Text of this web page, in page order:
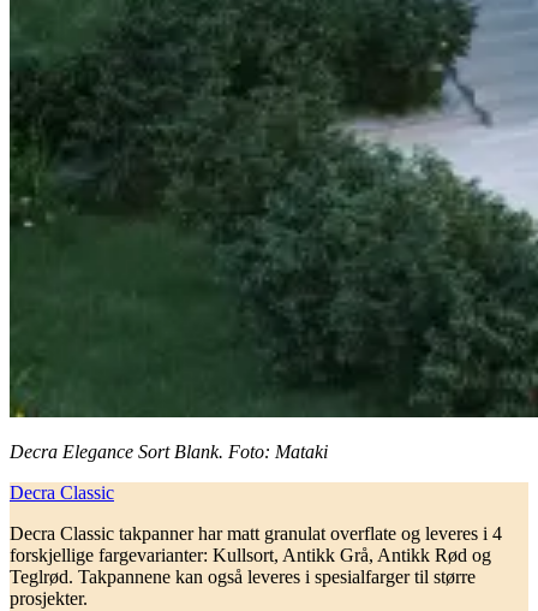
Decra Elegance Sort Blank. Foto: Mataki
Decra Classic
Decra Classic takpanner har matt granulat overflate og leveres i 4
forskjellige fargevarianter: Kullsort, Antikk Grå, Antikk Rød og
Teglrød. Takpannene kan også leveres i spesialfarger til større
prosjekter.